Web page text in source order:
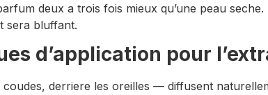
deux a trois fois mieux qu’une peau
sera bluffant.
d’application pour
derriere les oreilles — diffusent